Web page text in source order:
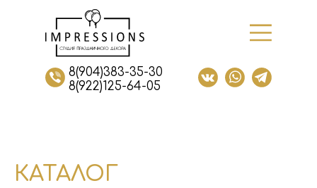
8(922)125-64-05
8(904)383-35-30
КАТАЛОГ